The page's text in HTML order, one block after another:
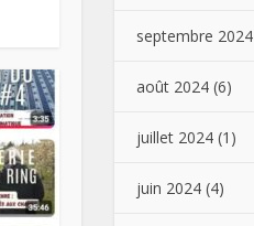
septembre 2024
août 2024 (6)
juillet 2024 (1)
juin 2024 (4)